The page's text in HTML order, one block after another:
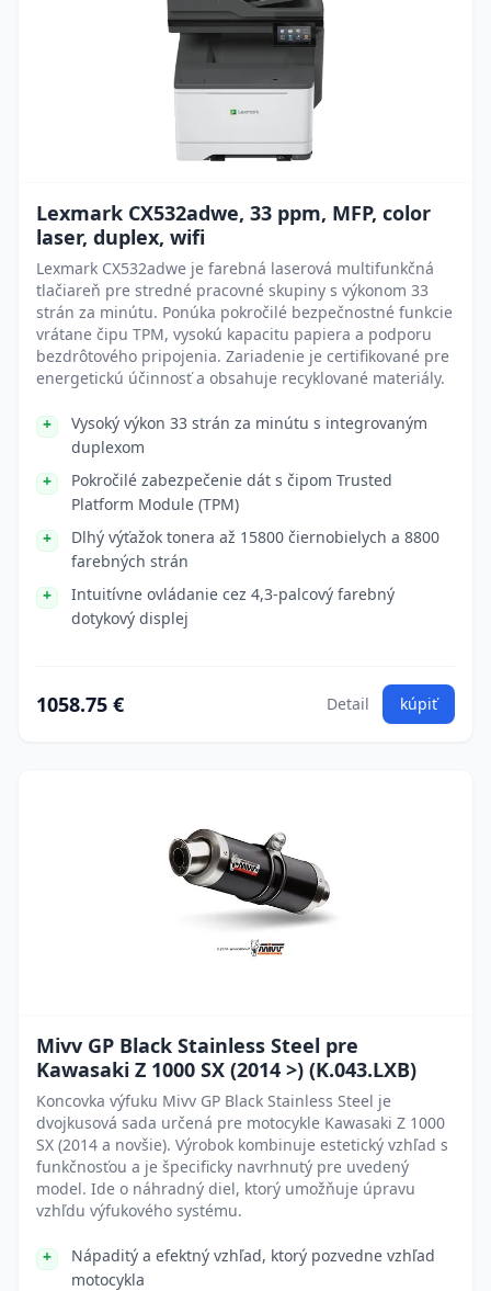
Lexmark CX532adwe, 33 ppm, MFP, color
laser, duplex, wifi
Lexmark CX532adwe je farebná laserová multifunkčná
tlačiareň pre stredné pracovné skupiny s výkonom 33
strán za minútu. Ponúka pokročilé bezpečnostné funkcie
vrátane čipu TPM, vysokú kapacitu papiera a podporu
bezdrôtového pripojenia. Zariadenie je certifikované pre
energetickú účinnosť a obsahuje recyklované materiály.
Vysoký výkon 33 strán za minútu s integrovaným
duplexom
Pokročilé zabezpečenie dát s čipom Trusted
Platform Module (TPM)
Dlhý výťažok tonera až 15800 čiernobielych a 8800
farebných strán
Intuitívne ovládanie cez 4,3-palcový farebný
dotykový displej
1058.75 € Detail kúpiť
Mivv GP Black Stainless Steel pre
Kawasaki Z 1000 SX (2014 >) (K.043.LXB)
Koncovka výfuku Mivv GP Black Stainless Steel je
dvojkusová sada určená pre motocykle Kawasaki Z 1000
SX (2014 a novšie). Výrobok kombinuje estetický vzhľad s
funkčnosťou a je špecificky navrhnutý pre uvedený
model. Ide o náhradný diel, ktorý umožňuje úpravu
vzhľdu výfukového systému.
Nápaditý a efektný vzhľad, ktorý pozvedne vzhľad
motocykla